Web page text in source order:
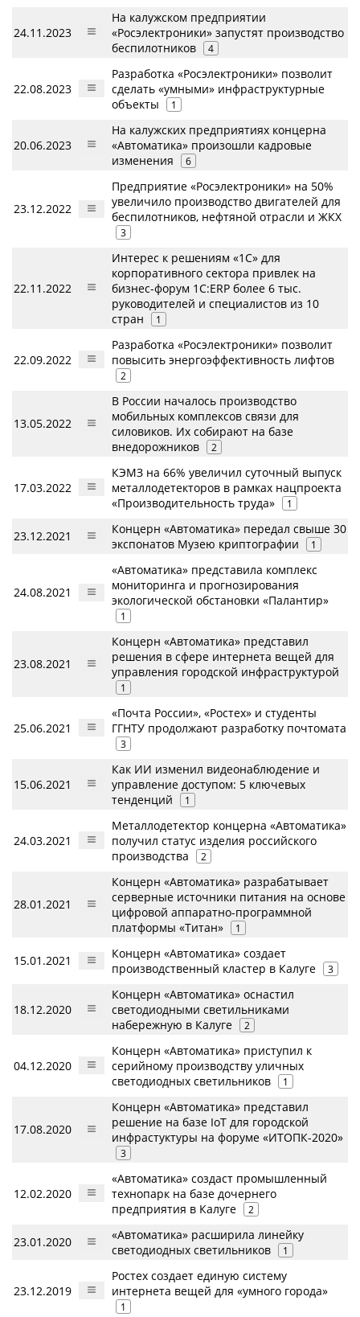
24.11.2023
На калужском предприятии
«Росэлектроники» запустят производство
беспилотников
4
22.08.2023
Разработка «Росэлектроники» позволит
сделать «умными» инфраструктурные
объекты
1
20.06.2023
На калужских предприятиях концерна
«Автоматика» произошли кадровые
изменения
6
23.12.2022
Предприятие «Росэлектроники» на 50%
увеличило производство двигателей для
беспилотников, нефтяной отрасли и ЖКХ
3
22.11.2022
Интерес к решениям «1С» для
корпоративного сектора привлек на
бизнес-форум 1С:ERP более 6 тыс.
руководителей и специалистов из 10
стран
1
22.09.2022
Разработка «Росэлектроники» позволит
повысить энергоэффективность лифтов
2
13.05.2022
В России началось производство
мобильных комплексов связи для
силовиков. Их собирают на базе
внедорожников
2
17.03.2022
КЭМЗ на 66% увеличил суточный выпуск
металлодетекторов в рамках нацпроекта
«Производительность труда»
1
23.12.2021
Концерн «Автоматика» передал свыше 30
экспонатов Музею криптографии
1
24.08.2021
«Автоматика» представила комплекс
мониторинга и прогнозирования
экологической обстановки «Палантир»
1
23.08.2021
Концерн «Автоматика» представил
решения в сфере интернета вещей для
управления городской инфраструктурой
1
25.06.2021
«Почта России», «Ростех» и студенты
ГГНТУ продолжают разработку почтомата
3
15.06.2021
Как ИИ изменил видеонаблюдение и
управление доступом: 5 ключевых
тенденций
1
24.03.2021
Металлодетектор концерна «Автоматика»
получил статус изделия российского
производства
2
28.01.2021
Концерн «Автоматика» разрабатывает
серверные источники питания на основе
цифровой аппаратно-программной
платформы «Титан»
1
15.01.2021
Концерн «Автоматика» создает
производственный кластер в Калуге
3
18.12.2020
Концерн «Автоматика» оснастил
светодиодными светильниками
набережную в Калуге
2
04.12.2020
Концерн «Автоматика» приступил к
серийному производству уличных
светодиодных светильников
1
17.08.2020
Концерн «Автоматика» представил
решение на базе IoT для городской
инфрастуктуры на форуме «ИТОПК-2020»
3
12.02.2020
«Автоматика» создаст промышленный
технопарк на базе дочернего
предприятия в Калуге
2
23.01.2020
«Автоматика» расширила линейку
светодиодных светильников
1
23.12.2019
Ростех создает единую систему
интернета вещей для «умного города»
1